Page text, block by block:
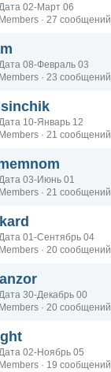
02-Март 06
Members · 27 сообщений
08-Февраль 03
Members · 23 сообщений
10-Январь 12
Members · 21 сообщений
03-Июнь 01
Members · 21 сообщений
01-Сентябрь 04
Members · 20 сообщений
30-Декабрь 00
Members · 20 сообщений
02-Ноябрь 05
Members · 19 сообщений